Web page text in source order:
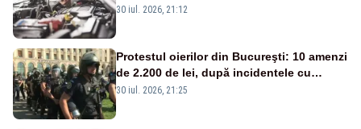
pentru scumpirea polițelor”
30 iul. 2026, 21:12
Protestul oierilor din Bucureşti: 10 amenzi
de 2.200 de lei, după incidentele cu
jandarmii
30 iul. 2026, 21:25